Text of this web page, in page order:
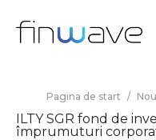
Pagina de start /
ILTY SGR fond de
împrumuturi